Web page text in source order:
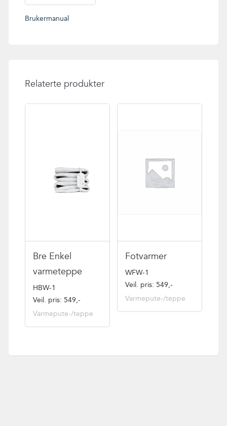
Brukermanual
Relaterte produkter
Bre Enkel
varmeteppe
HBW-1
Veil. pris: 549,-
Varmepute-/teppe
Fotvarmer
WFW-1
Veil. pris: 549,-
Varmepute-/teppe